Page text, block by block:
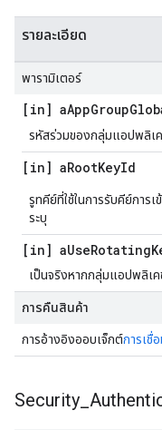
รายละเอียด
พารามิเตอร์
[in] aAppGroup
รหัสร่วมของกลุ่มแอปพลิเ
[in] aRootKeyId
รูทคีย์ที่ใช้ในการรับคีย์การ
ระบุ
[in] aUseRotating
เป็นจริงหากกลุ่มแอปพลิเ
การคืนสินค้า
การอ้างอิงออบเจ็กต์การเชื่
Security